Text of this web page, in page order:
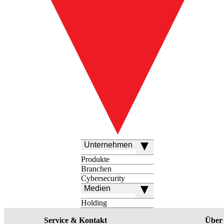
Unternehmen
Produkte
Branchen
Cybersecurity
Medien
Holding
Service & Kontakt Über